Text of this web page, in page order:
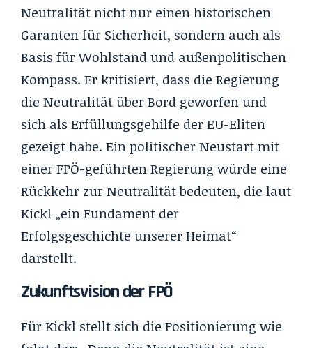
Neutralität nicht nur einen historischen
Garanten für Sicherheit, sondern auch als
Basis für Wohlstand und außenpolitischen
Kompass. Er kritisiert, dass die Regierung
die Neutralität über Bord geworfen und
sich als Erfüllungsgehilfe der EU-Eliten
gezeigt habe. Ein politischer Neustart mit
einer FPÖ-geführten Regierung würde eine
Rückkehr zur Neutralität bedeuten, die laut
Kickl „ein Fundament der
Erfolgsgeschichte unserer Heimat“
darstellt.
Zukunftsvision der FPÖ
Für Kickl stellt sich die Positionierung wie